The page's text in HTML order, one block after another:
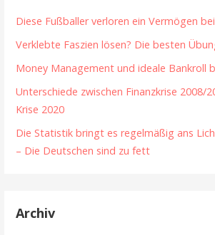
Diese Fußballer verloren ein Vermögen
Verklebte Faszien lösen? Die besten
Money Management und ideale Bankroll
Unterschiede zwischen Finanzkrise 2008/
Krise 2020
Die Statistik bringt es regelmäßig ans
– Die Deutschen sind zu fett
Archiv